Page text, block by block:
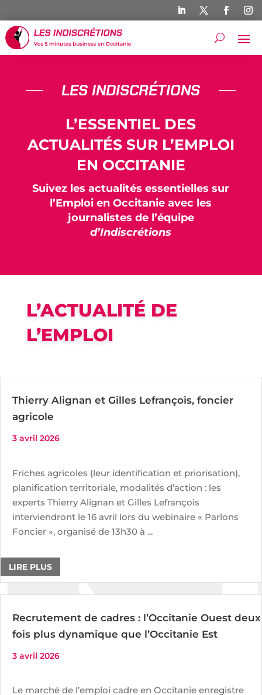
LES INDISCRÉTIONS
L’ESSENTIEL DES
ACTUALITÉS SUR L’EMPLOI
EN OCCITANIE
Suivez les actualités essentielles sur
l’Emploi en Occitanie avec les
journalistes de l’équipe
d’Indiscrétions
L’ACTUALITÉ DE
L’EMPLOI
Thierry Alignan et Gilles Lefrançois, foncier
agricole
3 avril 2026
Friches agricoles (leur identification et priorisation),
planification territoriale, modalités d’action : les
experts Thierry Alignan et Gilles Lefrançois
interviendront le 16 avril lors du webinaire « Parlons
Foncier », organisé de 13h30 à ...
LIRE PLUS
Recrutement de cadres : l’Occitanie Ouest deux
fois plus dynamique que l’Occitanie Est
3 avril 2026
Le marché de l’emploi cadre en Occitanie enregistre